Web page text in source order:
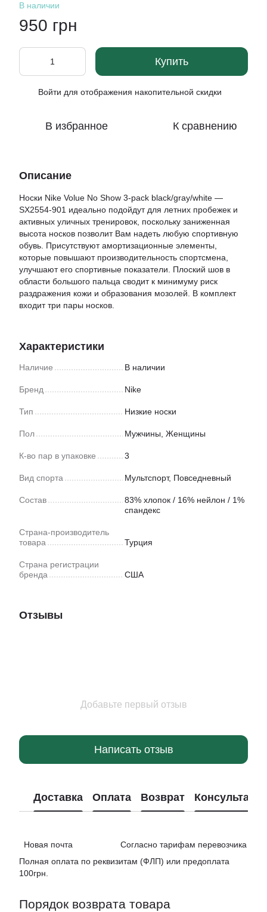
В наличии
950 грн
Купить
Войти для отображения накопительной скидки
В избранное К сравнению
Описание
Носки Nike Volue No Show 3-pack black/gray/white —
SX2554-901 идеально подойдут для летних пробежек и
активных уличных тренировок, поскольку заниженная
высота носков позволит Вам надеть любую спортивную
обувь. Присутствуют амортизационные элементы,
которые повышают производительность спортсмена,
улучшают его спортивные показатели. Плоский шов в
области большого пальца сводит к минимуму риск
раздражения кожи и образования мозолей. В комплект
входит три пары носков.
Характеристики
Наличие В наличии
Бренд Nike
Тип Низкие носки
Пол Мужчины, Женщины
К-во пар в упаковке 3
Вид спорта Мультспорт, Повседневный
Состав
83% хлопок / 16% нейлон / 1%
спандекс
Страна-производитель
товара
Турция
Страна регистрации
бренда
США
Отзывы
Добавьте первый отзыв
Написать отзыв
Доставка Оплата Возврат
Новая почта Согласно тарифам перевозчика
Полная оплата по реквизитам (ФЛП) или предоплата
100грн.
Порядок возврата товара